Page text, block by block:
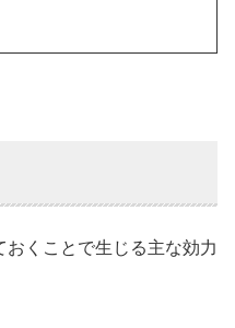
くことで生じる主な効力